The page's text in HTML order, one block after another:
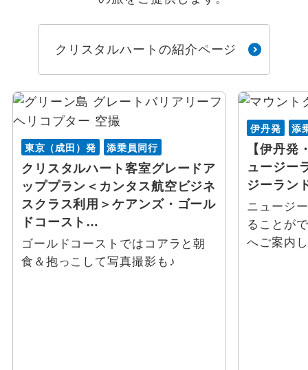
クリスタルハートの紹介ページ
東京（成田）発 添乗員同行
クリスタルハート客室グレードア
ッププラン＜カンタス航空ビジネ
スクラス利用＞ケアンズ・ゴール
ドコースト…
ゴールドコーストではコアラと朝
食＆抱っこして写真撮影も♪
伊丹発 添
【伊丹発
ュージー
ジーラン
ニュージ
ることが
へご案内